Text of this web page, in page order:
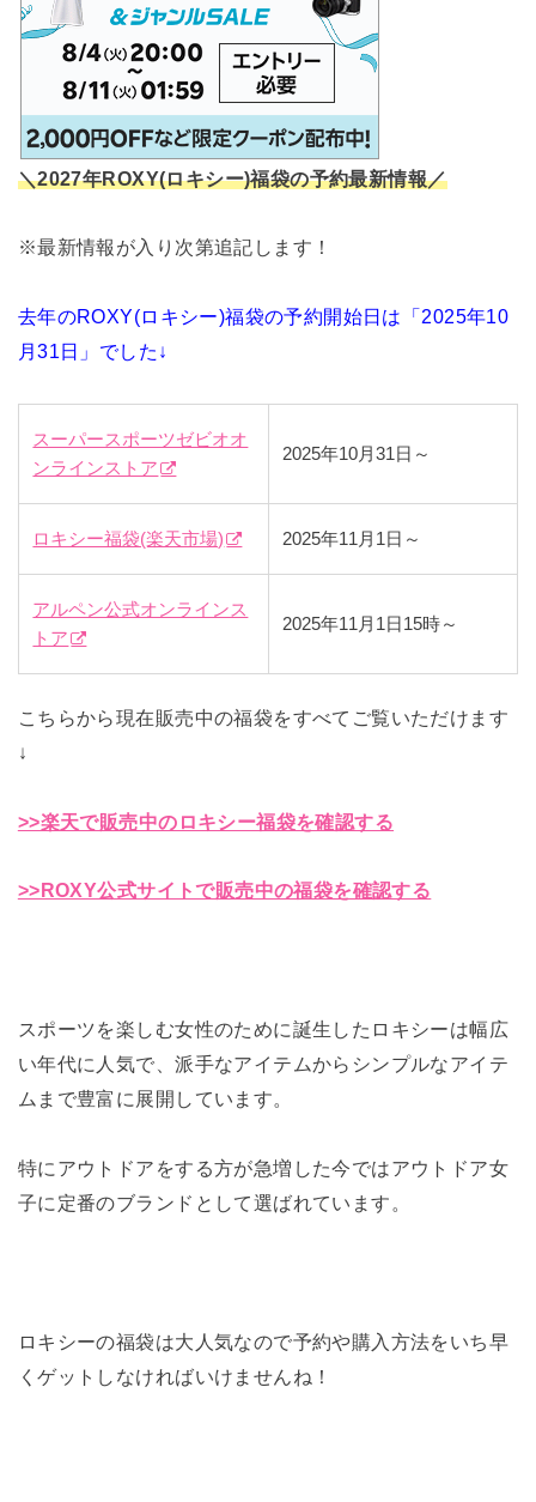
＼2027年ROXY(ロキシー)福袋の予約最新情報／
※最新情報が入り次第追記します！
去年のROXY(ロキシー)福袋の予約開始日は「2025年10
月31日」でした↓
スーパースポーツゼビオオ
ンラインストア
2025年10月31日～
ロキシー福袋(楽天市場) 2025年11月1日～
アルペン公式オンラインス
トア
2025年11月1日15時～
こちらから現在販売中の福袋をすべてご覧いただけます
↓
>>楽天で販売中のロキシー福袋を確認する
>>ROXY公式サイトで販売中の福袋を確認する
スポーツを楽しむ女性のために誕生したロキシーは幅広
い年代に人気で、派手なアイテムからシンプルなアイテ
ムまで豊富に展開しています。
特にアウトドアをする方が急増した今ではアウトドア女
子に定番のブランドとして選ばれています。
ロキシーの福袋は大人気なので予約や購入方法をいち早
くゲットしなければいけませんね！